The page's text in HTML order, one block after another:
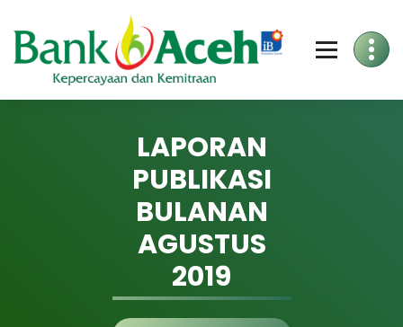
to
Content
LAPORAN
PUBLIKASI
BULANAN
AGUSTUS
2019